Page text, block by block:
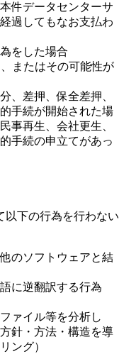
件データセンターサ
過してもなお支払わ
をした場合
またはその可能性が
、差押、保全差押、
手続が開始された場
事再生、会社更生、
手続の申立てがあっ
以下の行為を行わない
のソフトウェアと結
に逆翻訳する行為
ァイル等を分析し
針・方法・構造を導
ング）